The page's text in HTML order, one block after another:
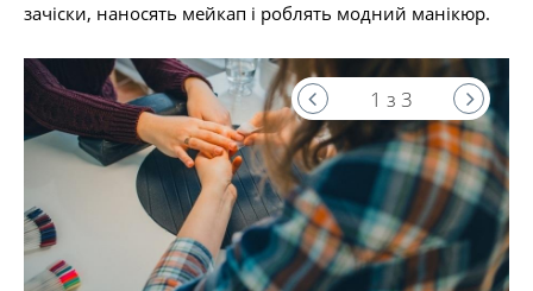
зачіски, наносять мейкап і роблять модний манікюр.
1 з 3